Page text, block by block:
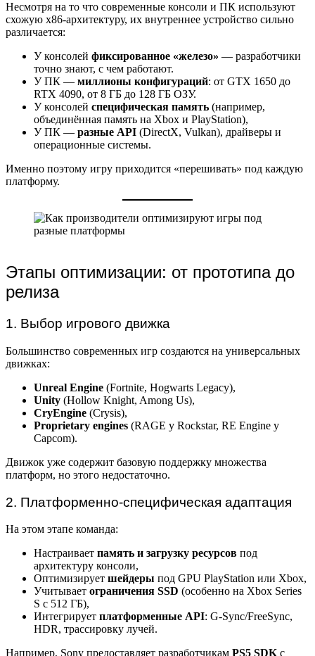
Несмотря на то что современные консоли и ПК используют
схожую x86-архитектуру, их внутреннее устройство сильно
различается:
У консолей фиксированное «железо» — разработчики
точно знают, с чем работают.
У ПК — миллионы конфигураций: от GTX 1650 до
RTX 4090, от 8 ГБ до 128 ГБ ОЗУ.
У консолей специфическая память (например,
объединённая память на Xbox и PlayStation),
У ПК — разные API (DirectX, Vulkan), драйверы и
операционные системы.
Именно поэтому игру приходится «перешивать» под каждую
платформу.
Этапы оптимизации: от прототипа до
релиза
1. Выбор игрового движка
Большинство современных игр создаются на универсальных
движках:
Unreal Engine (Fortnite, Hogwarts Legacy),
Unity (Hollow Knight, Among Us),
CryEngine (Crysis),
Proprietary engines (RAGE у Rockstar, RE Engine у
Capcom).
Движок уже содержит базовую поддержку множества
платформ, но этого недостаточно.
2. Платформенно-специфическая адаптация
На этом этапе команда:
Настраивает память и загрузку ресурсов под
архитектуру консоли,
Оптимизирует шейдеры под GPU PlayStation или Xbox,
Учитывает ограничения SSD (особенно на Xbox Series
S с 512 ГБ),
Интегрирует платформенные API: G-Sync/FreeSync,
HDR, трассировку лучей.
Например, Sony предоставляет разработчикам PS5 SDK с